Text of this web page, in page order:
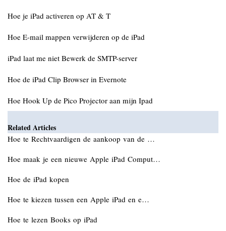
Hoe je iPad activeren op AT & T
Hoe E-mail mappen verwijderen op de iPad
iPad laat me niet Bewerk de SMTP-server
Hoe de iPad Clip Browser in Evernote
Hoe Hook Up de Pico Projector aan mijn Ipad
Related Articles
Hoe te Rechtvaardigen de aankoop van de …
Hoe maak je een nieuwe Apple iPad Comput…
Hoe de iPad kopen
Hoe te kiezen tussen een Apple iPad en e…
Hoe te lezen Books op iPad